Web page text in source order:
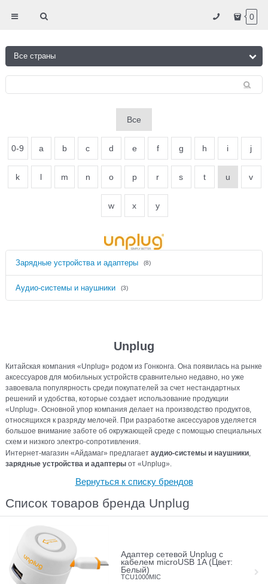
0
Все
0-9 a b c d e f g h i j
k l m n o p r s t u v
w x y
Зарядные устройства и адаптеры (8)
Аудио-системы и наушники (3)
Unplug
Китайская компания «Unplug» родом из Гонконга. Она появилась на рынке
аксессуаров для мобильных устройств сравнительно недавно, но уже
завоевала популярность среди покупателей за счет нестандартных
решений и удобства, которые создает использование продукции
«Unplug». Основной упор компания делает на производство продуктов,
относящихся к разряду мелочей. При разработке аксессуаров уделяется
большое внимание заботе об окружающей среде с помощью специальных
схем и низкого электро-сопротивления.
Интернет-магазин «Айдамаг» предлагаетаудио-системы и наушники
зарядные устройства и адаптеры от «Unplug».
Вернуться к списку брендов
Список товаров бренда Unplug
Адаптер сетевой Unplug с
кабелем microUSB 1A (Цвет:
Белый)
TCU1000MIC